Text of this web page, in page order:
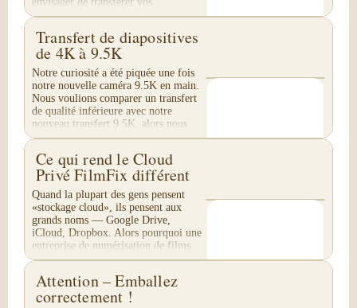
diapositives les...
Transfert de diapositives
de 4K à 9.5K
Notre curiosité a été piquée une fois
notre nouvelle caméra 9.5K en main.
Nous voulions comparer un transfert
de qualité inférieure avec notre
nouveau transfert 9.5K, alors nous
avons créé...
Ce qui rend le Cloud
Privé FilmFix différent
Quand la plupart des gens pensent
«stockage cloud», ils pensent aux
grands noms — Google Drive,
iCloud, Dropbox. Alors pourquoi une
entreprise de numérisation de films
proposerait-elle son...
Attention – Emballez
correctement !